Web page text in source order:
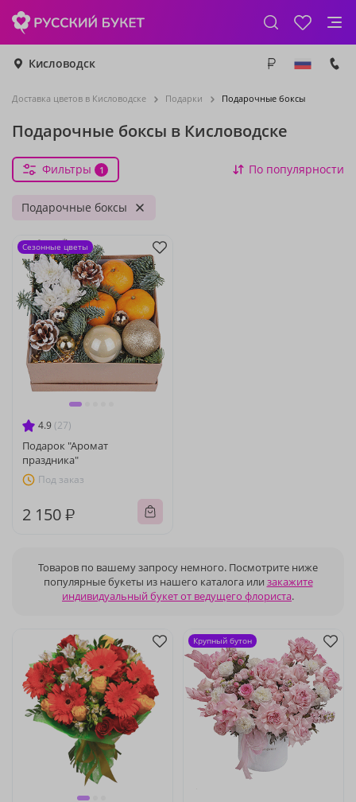
Кисловодск
Доставка цветов в Кисловодске Подарки Подарочные боксы
Подарочные боксы в Кисловодске
Фильтры 1 По популярности
Подарочные боксы
4.9 (27)
Подарок "Аромат
праздника"
Под заказ
2 150 ₽
Сезонные цветы
Товаров по вашему запросу немного. Посмотрите ниже
популярные букеты из нашего каталога или закажите
индивидуальный букет от ведущего флориста.
Крупный бутон